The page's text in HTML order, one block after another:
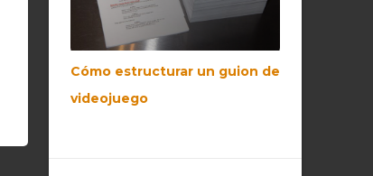
Cómo estructurar un guion de
videojuego